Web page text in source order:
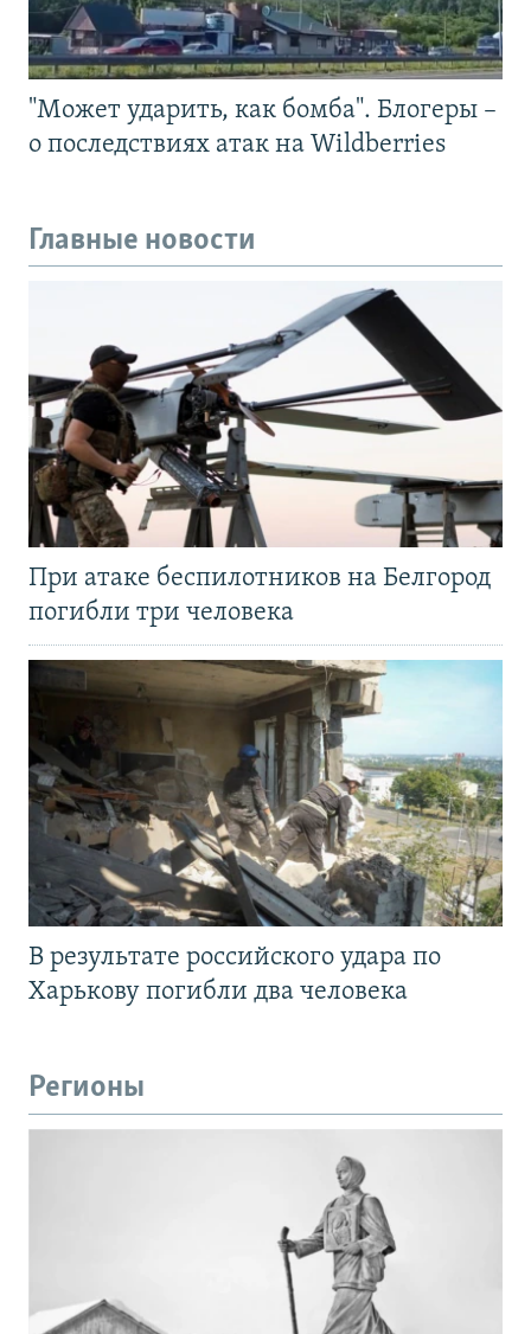
"Может ударить, как бомба". Блогеры –
о последствиях атак на Wildberries
Главные новости
При атаке беспилотников на Белгород
погибли три человека
В результате российского удара по
Харькову погибли два человека
Регионы